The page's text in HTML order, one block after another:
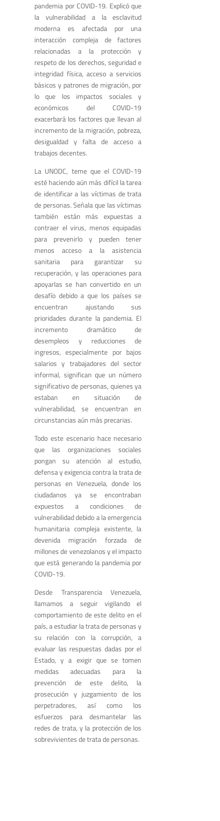
pandemia por COVID-19. Explicó que
la vulnerabilidad a la esclavitud
moderna es afectada por una
interacción compleja de factores
relacionadas a la protección y
respeto de los derechos, seguridad e
integridad física, acceso a servicios
básicos y patrones de migración, por
lo que los impactos sociales y
económicos del COVID-19
exacerbará los factores que llevan al
incremento de la migración, pobreza,
desigualdad y falta de acceso a
trabajos decentes.
La UNODC, teme que el COVID-19
esté haciendo aún más difícil la tarea
de identificar a las víctimas de trata
de personas. Señala que las víctimas
también están más expuestas a
contraer el virus, menos equipadas
para prevenirlo y pueden tener
menos acceso a la asistencia
sanitaria para garantizar su
recuperación, y las operaciones para
apoyarlas se han convertido en un
desafío debido a que los países se
encuentran ajustando sus
prioridades durante la pandemia. El
incremento dramático de
desempleos y reducciones de
ingresos, especialmente por bajos
salarios y trabajadores del sector
informal, significan que un número
significativo de personas, quienes ya
estaban en situación de
vulnerabilidad, se encuentran en
circunstancias aún más precarias.
Todo este escenario hace necesario
que las organizaciones sociales
pongan su atención al estudio,
defensa y exigencia contra la trata de
personas en Venezuela, donde los
ciudadanos ya se encontraban
expuestos a condiciones de
vulnerabilidad debido a la emergencia
humanitaria compleja existente, la
devenida migración forzada de
millones de venezolanos y el impacto
que está generando la pandemia por
COVID-19.
Desde Transparencia Venezuela,
llamamos a seguir vigilando el
comportamiento de este delito en el
país, a estudiar la trata de personas y
su relación con la corrupción, a
evaluar las respuestas dadas por el
Estado, y a exigir que se tomen
medidas adecuadas para la
prevención de este delito, la
prosecución y juzgamiento de los
perpetradores, así como los
esfuerzos para desmantelar las
redes de trata, y la protección de los
sobrevivientes de trata de personas.